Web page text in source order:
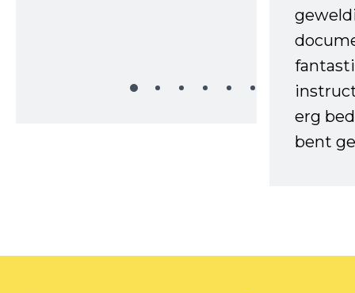
erg
bent